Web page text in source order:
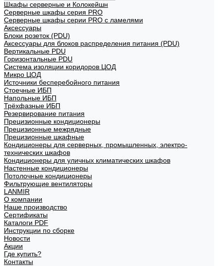
Шкафы серверные и Колокейшн
Серверные шкафы серия PRO
Серверные шкафы серии PRO с ламелями
Аксессуары
Блоки розеток (PDU)
Аксессуары для блоков распределения питания (PDU)
Вертикальные PDU
Горизонтальные PDU
Система изоляции коридоров ЦОД
Микро ЦОД
Источники бесперебойного питания
Стоечные ИБП
Напольные ИБП
Трёхфазные ИБП
Резервирование питания
Прецизионные кондиционеры
Прецизионные межрядные
Прецизионные шкафные
Кондиционеры для серверных, промышленных, электро-
технических шкафов
Кондиционеры для уличных климатических шкафов
Настенные кондиционеры
Потолочные кондиционеры
Фильтрующие вентиляторы
LANMIR
О компании
Наше производство
Сертификаты
Каталоги PDF
Инструкции по сборке
Новости
Акции
Где купить?
Контакты